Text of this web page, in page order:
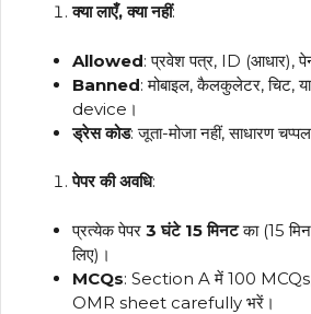
क्या लाएँ, क्या नहीं:
Allowed: प्रवेश पत्र, ID (आधार),
Banned: मोबाइल, कैलकुलेटर, चिट,
device।
ड्रेस कोड: जूता-मोजा नहीं, साधारण
पेपर की अवधि:
प्रत्येक पेपर 3 घंटे 15 मिनटका (15
लिए)।
MCQs: Section A में 100
OMR sheet carefully भरें।